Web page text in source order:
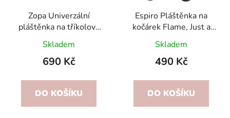
Zopa Univerzální
pláštěnka na tříkolový
kočárek
Skladem
690 Kč
DO KOŠÍKU
Espiro Pláštěnka na
kočárek Flame, Just a
Pop
Skladem
490 Kč
DO KOŠÍKU